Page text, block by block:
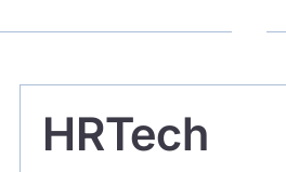
HRTech